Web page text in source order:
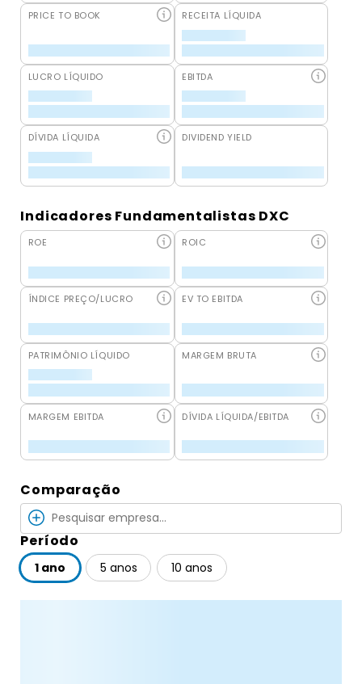
PRICE TO BOOK RECEITA LÍQUIDA
LUCRO LÍQUIDO EBITDA
DÍVIDA LÍQUIDA DIVIDEND YIELD
Indicadores Fundamentalistas DXC
ROE ROIC
ÍNDICE PREÇO/LUCRO EV TO EBITDA
PATRIMÔNIO LÍQUIDO MARGEM BRUTA
MARGEM EBITDA DÍVIDA LÍQUIDA/EBITDA
Comparação
Período
1 ano 5 anos 10 anos